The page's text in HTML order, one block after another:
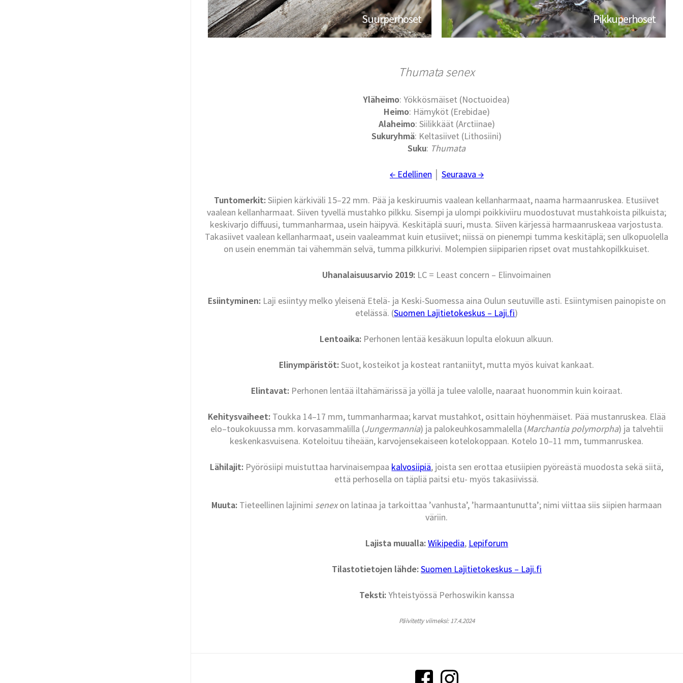
Suurperhoset Pikkuperhoset
Thumata senex
Yläheimo: Yökkösmäiset (Noctuoidea)
Heimo: Hämyköt (Erebidae)
Alaheimo: Siilikkäät (Arctiinae)
Sukuryhmä: Keltasiivet (Lithosiini)
Suku: Thumata
← Edellinen Seuraava →
Tuntomerkit:Siipien kärkiväli 15–22 mm. Pää ja keskiruumis vaalean kellanharmaat, naama harmaanruskea. Etusiivet
vaalean kellanharmaat. Siiven tyvellä mustahko pilkku. Sisempi ja ulompi poikkiviiru muodostuvat mustahkoista pilkuista;
keskivarjo diffuusi, tummanharmaa, usein häipyvä. Keskitäplä suuri, musta. Siiven kärjessä harmaanruskeaa varjostusta.
Takasiivet vaalean kellanharmaat, usein vaaleammat kuin etusiivet; niissä on pienempi tumma keskitäplä; sen ulkopuolella
on usein enemmän tai vähemmän selvä, tumma pilkkurivi. Molempien siipiparien ripset ovat mustahkopilkkuiset.
Uhanalaisuusarvio 2019: LC = Least concern – Elinvoimainen
Esiintyminen:Laji esiintyy melko yleisenä Etelä- ja Keski-Suomessa aina Oulun seutuville asti. Esiintymisen painopiste on
etelässä. (Suomen Lajitietokeskus – Laji.fi)
Lentoaika: Perhonen lentää kesäkuun lopulta elokuun alkuun.
Elinympäristöt:Suot, kosteikot ja kosteat rantaniityt, mutta myös kuivat kankaat.
Elintavat:Perhonen lentää iltahämärissä ja yöllä ja tulee valolle, naaraat huonommin kuin koiraat.
Kehitysvaiheet:Toukka 14–17 mm, tummanharmaa; karvat mustahkot, osittain höyhenmäiset. Pää mustanruskea. Elää
elo–toukokuussa mm. korvasammalilla (Jungermannia) ja palokeuhkosammalella (Marchantia polymorpha) ja talvehtii
keskenkasvuisena. Koteloituu tiheään, karvojensekaiseen kotelokoppaan. Kotelo 10–11 mm, tummanruskea.
Lähilajit: Pyörösiipi muistuttaa harvinaisempaa kalvosiipiä, joista sen erottaa etusiipien pyöreästä muodosta sekä siitä,
että perhosella on täpliä paitsi etu- myös takasiivissä.
Muuta: Tieteellinen lajinimi senexon latinaa ja tarkoittaa ’vanhusta’, ’harmaantunutta’; nimi viittaa siis siipien harmaan
väriin.
Lajista muualla:Wikipedia, Lepiforum
Tilastotietojen lähde:Suomen Lajitietokeskus – Laji.fi
Teksti:Yhteistyössä Perhoswikin kanssa
Päivitetty viimeksi: 17.4.2024